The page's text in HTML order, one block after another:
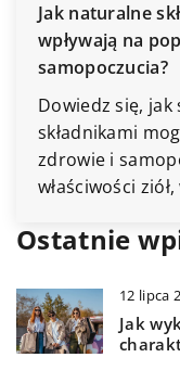
Jak naturalne
wpływają na
samopoczucia?
Dowiedz się,
składnikami
zdrowie i
właściwości
Ostatnie
12 lipca
Jak